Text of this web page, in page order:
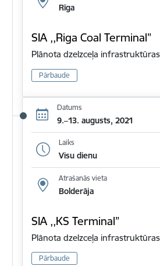
Rīga
SIA ,,Riga Coal Terminal”
Plānota dzelzceļa
Pārbaude
Datums
9.–13. augusts, 2021
Laiks
Visu dienu
Atrašanās vieta
Bolderāja
SIA ,,KS Terminal”
Plānota dzelzceļa
Pārbaude